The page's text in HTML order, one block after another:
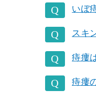
いぼ
スキ
痔瘻
痔瘻